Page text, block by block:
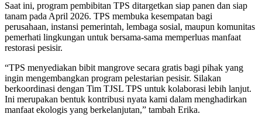
Saat ini, program pembibitan TPS ditargetkan siap panen dan siap
tanam pada April 2026. TPS membuka kesempatan bagi
perusahaan, instansi pemerintah, lembaga sosial, maupun komunitas
pemerhati lingkungan untuk bersama-sama memperluas manfaat
restorasi pesisir.
“TPS menyediakan bibit mangrove secara gratis bagi pihak yang
ingin mengembangkan program pelestarian pesisir. Silakan
berkoordinasi dengan Tim TJSL TPS untuk kolaborasi lebih lanjut.
Ini merupakan bentuk kontribusi nyata kami dalam menghadirkan
manfaat ekologis yang berkelanjutan,” tambah Erika.